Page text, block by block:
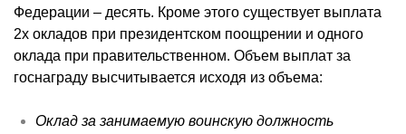
Федерации – десять. Кроме этого существует выплата
2х окладов при президентском поощрении и одного
оклада при правительственном. Объем выплат за
госнаграду высчитывается исходя из объема:
Оклад за занимаемую воинскую должность